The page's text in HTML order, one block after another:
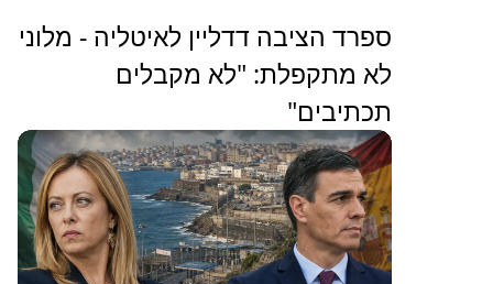
ספרד הציבה דדליין לאיטליה - מלוני
לא מתקפלת: "לא מקבלים
תכתיבים"